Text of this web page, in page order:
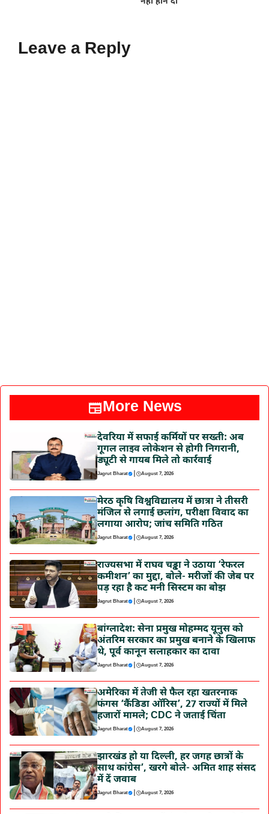
Leave a Reply
More News
देवरिया में सफाई कर्मियों पर सख्ती: अब
गूगल लाइव लोकेशन से होगी निगरानी,
ड्यूटी से गायब मिले तो कार्रवाई
Jagrut Bharat | August 7, 2026
मेरठ कृषि विश्वविद्यालय में छात्रा ने तीसरी
मंजिल से लगाई छलांग, परीक्षा विवाद का
लगाया आरोप; जांच समिति गठित
Jagrut Bharat | August 7, 2026
राज्यसभा में राघव चड्ढा ने उठाया ‘रेफरल
कमीशन’ का मुद्दा, बोले- मरीजों की जेब पर
पड़ रहा है कट मनी सिस्टम का बोझ
Jagrut Bharat | August 7, 2026
बांग्लादेश: सेना प्रमुख मोहम्मद यूनुस को
अंतरिम सरकार का प्रमुख बनाने के खिलाफ
थे, पूर्व कानून सलाहकार का दावा
Jagrut Bharat | August 7, 2026
अमेरिका में तेजी से फैल रहा खतरनाक
फंगस ‘कैंडिडा ऑरिस’, 27 राज्यों में मिले
हजारों मामले; CDC ने जताई चिंता
Jagrut Bharat | August 7, 2026
झारखंड हो या दिल्ली, हर जगह छात्रों के
साथ कांग्रेस’, खरगे बोले- अमित शाह संसद
में दें जवाब
Jagrut Bharat | August 7, 2026